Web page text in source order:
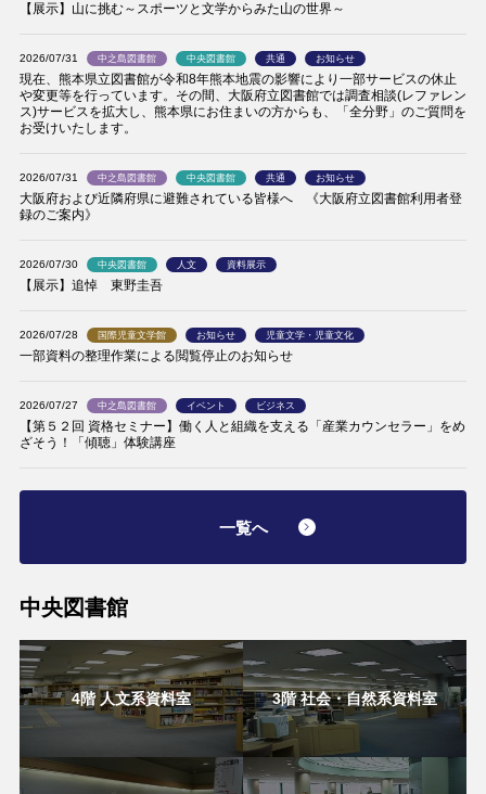
【展示】山に挑む～スポーツと文学からみた山の世界～
2026/07/31 中之島図書館 中央図書館 共通 お知らせ
現在、熊本県立図書館が令和8年熊本地震の影響により一部サービスの休止
や変更等を行っています。その間、大阪府立図書館では調査相談(レファレン
ス)サービスを拡大し、熊本県にお住まいの方からも、「全分野」のご質問を
お受けいたします。
2026/07/31 中之島図書館 中央図書館 共通 お知らせ
大阪府および近隣府県に避難されている皆様へ 《大阪府立図書館利用者登
録のご案内》
2026/07/30 中央図書館 人文 資料展示
【展示】追悼 東野圭吾
2026/07/28 国際児童文学館 お知らせ 児童文学・児童文化
一部資料の整理作業による閲覧停止のお知らせ
2026/07/27 中之島図書館 イベント ビジネス
【第５２回 資格セミナー】働く人と組織を支える「産業カウンセラー」をめ
ざそう！「傾聴」体験講座
一覧へ
中央図書館
4階 人文系資料室 3階 社会・自然系資料室